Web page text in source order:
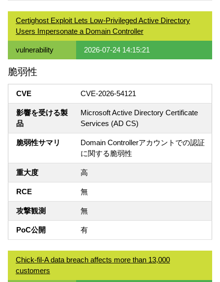
Certighost Exploit Lets Low-Privileged Active Directory
Users Impersonate a Domain Controller
vulnerability 2026-07-24 14:15:21
脆弱性
CVE CVE-2026-54121
影響を受ける製
品
Microsoft Active Directory Certificate
Services (AD CS)
脆弱性サマリ
Domain Controllerアカウントでの認証
に関する脆弱性
重大度 高
RCE 無
攻撃観測 無
PoC公開 有
Chick-fil-A data breach affects more than 13,000
customers